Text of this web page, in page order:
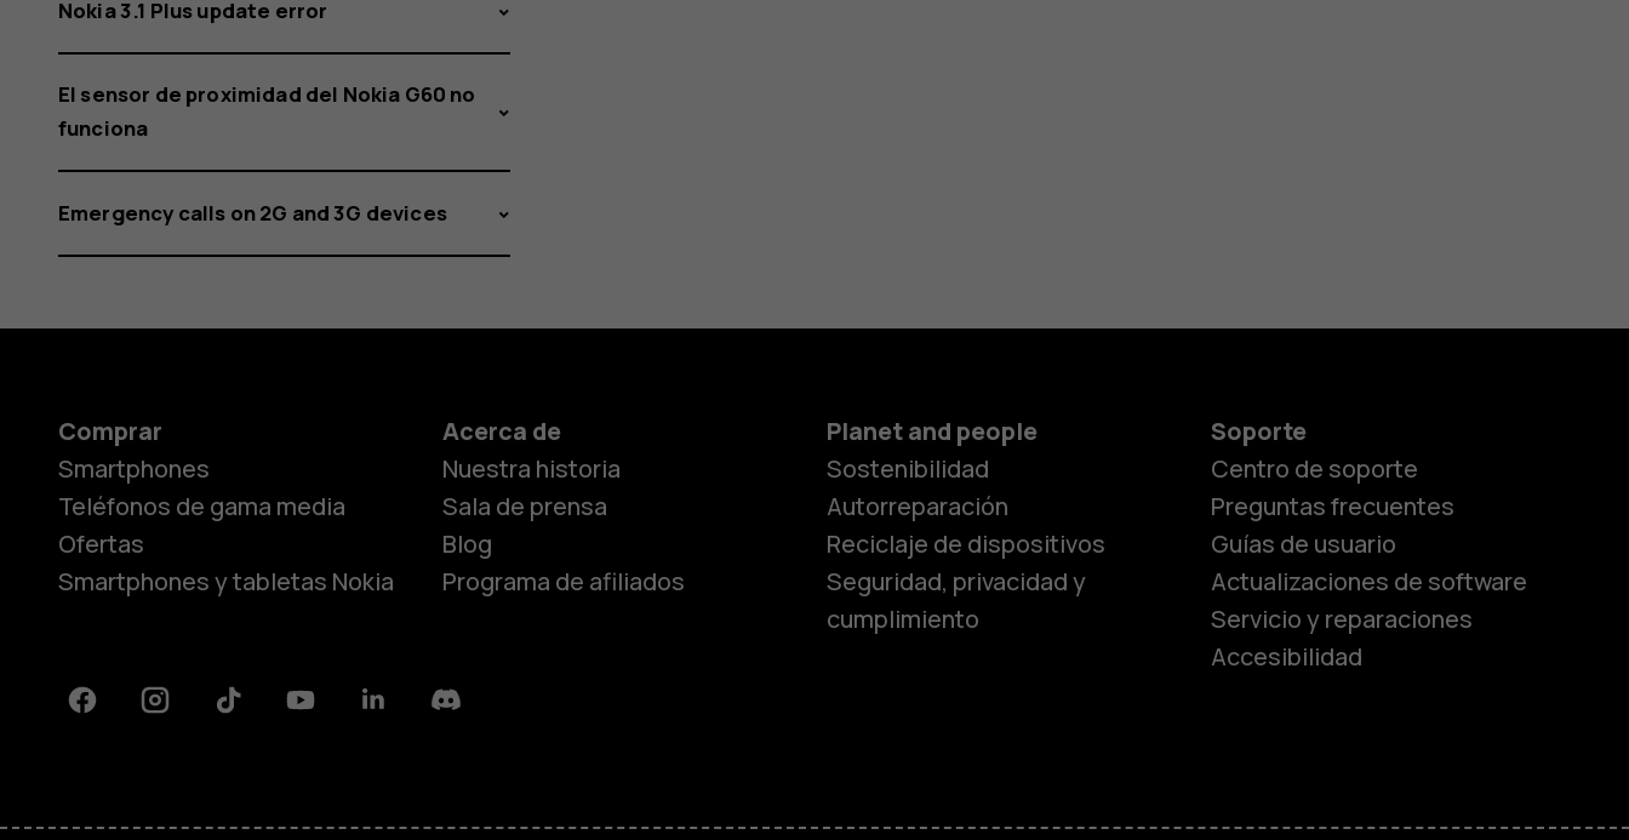
Nokia 3.1 Plus update error
El sensor de proximidad del Nokia G60 no
funciona
Emergency calls on 2G and 3G devices
Comprar
Smartphones
Teléfonos de gama media
Ofertas
Smartphones y tabletas Nokia
Acerca de
Nuestra historia
Sala de prensa
Blog
Programa de afiliados
Planet and people
Sostenibilidad
Autorreparación
Reciclaje de dispositivos
Seguridad, privacidad y
cumplimiento
Soporte
Centro de soporte
Preguntas frecuentes
Guías de usuario
Actualizaciones de software
Servicio y reparaciones
Accesibilidad
FacebookInstagramTiktok YoutubeLinkedinDiscord